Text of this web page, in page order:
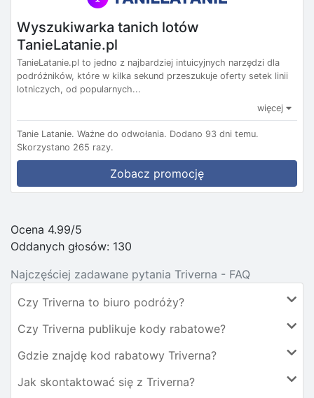
Wyszukiwarka tanich lotów
TanieLatanie.pl
TanieLatanie.pl to jedno z najbardziej intuicyjnych narzędzi dla
podróżników, które w kilka sekund przeszukuje oferty setek linii
lotniczych, od popularnych...
więcej
Tanie Latanie. Ważne do odwołania. Dodano 93 dni temu.
Skorzystano 265 razy.
Zobacz promocję
Ocena 4.99/5
Oddanych głosów: 130
Najczęściej zadawane pytania Triverna - FAQ
Czy Triverna to biuro podróży?
Czy Triverna publikuje kody rabatowe?
Gdzie znajdę kod rabatowy Triverna?
Jak skontaktować się z Triverna?